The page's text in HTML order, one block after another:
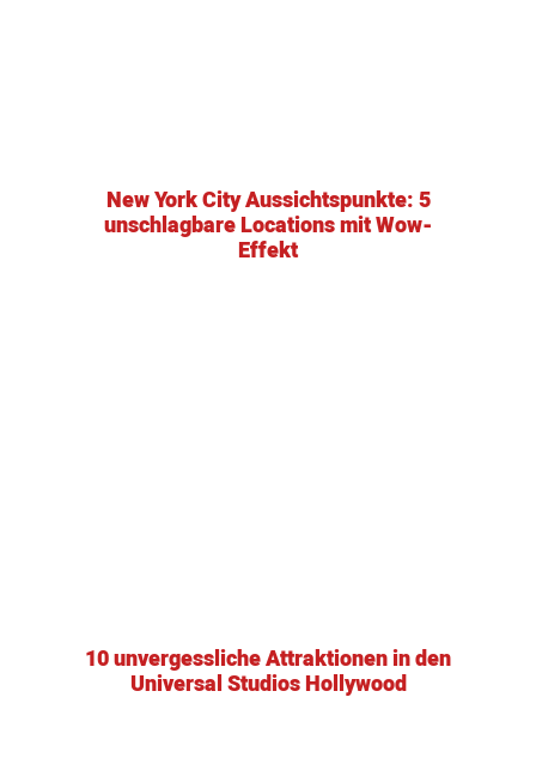
New York City Aussichtspunkte: 5
unschlagbare Locations mit Wow-
Effekt
10 unvergessliche Attraktionen in den
Universal Studios Hollywood